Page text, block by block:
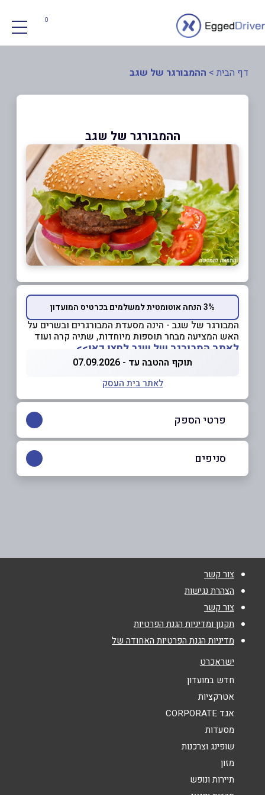
0
דף הבית > ההמבורגר של שגב
ההמבורגר של שגב
3% הנחה אוטומטית למשלמים בכרטיס המועדון
המבורגר של שגב - הינה מסעדת המבורגרים ובשרים על
האש המציעה מבחר תוספות מיוחדות, שתיה קרה ועוד
לאתר המבורגר של שגב לחצו כאן>>
תוקף ההטבה עד - 07.09.2026
לאתר בית העסק
פרטי הספק
באתר
טלפון*
אנא חזרו אלי בקשר ל...
הודעה
סניפים
צור קשר
הצהרת נגישות
צור קשר
תקנון ומדיניות הגנת הפרטיות
מדיניות הגנת הפרטיות האחודה של
ישראכרט
חדש במועדון
אטרקציות
אגד CORPORATE
מסעדות
שופינג וצרכנות
מזון
תיירות ונופש